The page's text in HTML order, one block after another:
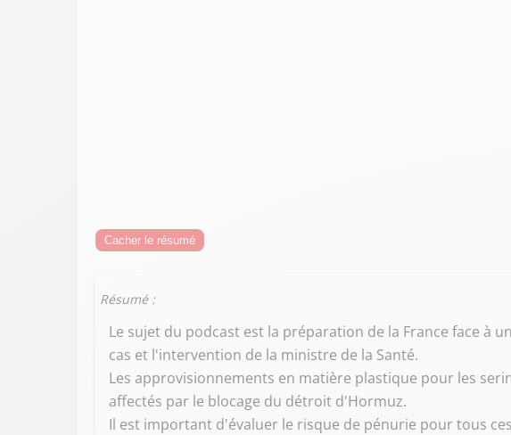
Cacher le résumé
Résumé :
Le sujet du podcast est la préparation de la France face à
cas et l'intervention de la ministre de la Santé.
Les approvisionnements en matière plastique pour les
affectés par le blocage du détroit d'Hormuz.
Il est important d'évaluer le risque de pénurie pour tous